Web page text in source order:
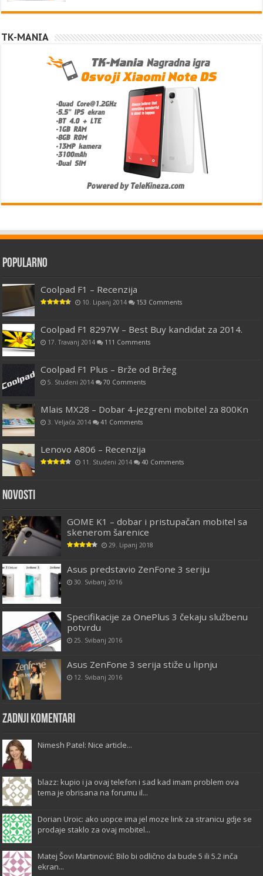
TK-MANIA
Popularno
Coolpad F1 – Recenzija
10. Lipanj 2014 153 Comments
Coolpad F1 8297W – Best Buy kandidat za 2014.
17. Travanj 2014 111 Comments
Coolpad F1 Plus – Brže od Bržeg
5. Studeni 2014 70 Comments
Mlais MX28 – Dobar 4-jezgreni mobitel za 800Kn
3. Veljača 2014 41 Comments
Lenovo A806 – Recenzija
11. Studeni 2014 40 Comments
Novosti
GOME K1 – dobar i pristupačan mobitel sa
skenerom šarenice
29. Lipanj 2018
Asus predstavio ZenFone 3 seriju
30. Svibanj 2016
Specifikacije za OnePlus 3 čekaju službenu
potvrdu
25. Svibanj 2016
Asus ZenFone 3 serija stiže u lipnju
12. Svibanj 2016
Zadnji komentari
Nimesh Patel: Nice article...
blazz: kupio i ja ovaj telefon i sad kad imam problem ova
tema je obrisana na forumu il...
Dorian Uroic: ako uopce ima jel moze link za stranicu gdje se
prodaje staklo za ovaj mobitel...
Matej Šovi Martinović: Bilo bi odlično da bude 5 ili 5.2 inča
ekran...